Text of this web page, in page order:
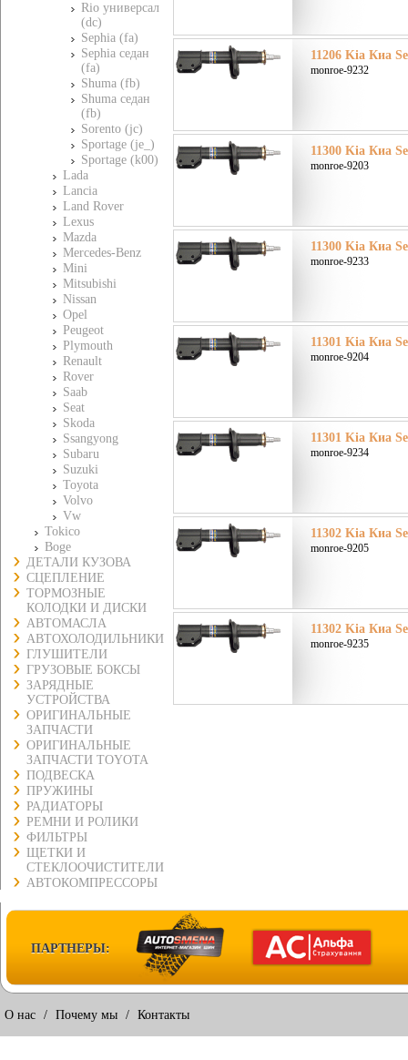
Rio универсал
(dc)
Sephia (fa)
Sephia седан
(fa)
Shuma (fb)
Shuma седан
(fb)
Sorento (jc)
Sportage (je_)
Sportage (k00)
Lada
Lancia
Land Rover
Lexus
Mazda
Mercedes-Benz
Mini
Mitsubishi
Nissan
Opel
Peugeot
Plymouth
Renault
Rover
Saab
Seat
Skoda
Ssangyong
Subaru
Suzuki
Toyota
Volvo
Vw
Tokico
Boge
ДЕТАЛИ КУЗОВА
СЦЕПЛЕНИЕ
ТОРМОЗНЫЕ
КОЛОДКИ И ДИСКИ
АВТОМАСЛА
АВТОХОЛОДИЛЬНИКИ
ГЛУШИТЕЛИ
ГРУЗОВЫЕ БОКСЫ
ЗАРЯДНЫЕ
УСТРОЙСТВА
ОРИГИНАЛЬНЫЕ
ЗАПЧАСТИ
ОРИГИНАЛЬНЫЕ
ЗАПЧАСТИ TOYOTA
ПОДВЕСКА
ПРУЖИНЫ
РАДИАТОРЫ
РЕМНИ И РОЛИКИ
ФИЛЬТРЫ
ЩЕТКИ И
СТЕКЛООЧИСТИТЕЛИ
АВТОКОМПРЕССОРЫ
11206 Kia Киа
monroe-9232
11300 Kia Киа
monroe-9203
11300 Kia Киа
monroe-9233
11301 Kia Киа
monroe-9204
11301 Kia Киа
monroe-9234
11302 Kia Киа
monroe-9205
11302 Kia Киа
monroe-9235
ПАРТНЕРЫ:
О нас / Почему мы / Контакты